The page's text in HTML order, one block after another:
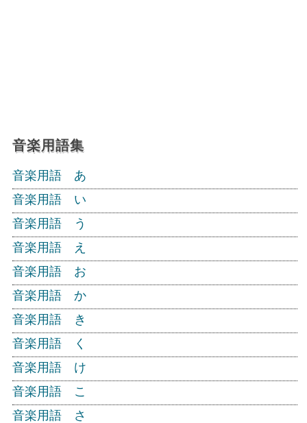
音楽用語集
音楽用語 あ
音楽用語 い
音楽用語 う
音楽用語 え
音楽用語 お
音楽用語 か
音楽用語 き
音楽用語 く
音楽用語 け
音楽用語 こ
音楽用語 さ